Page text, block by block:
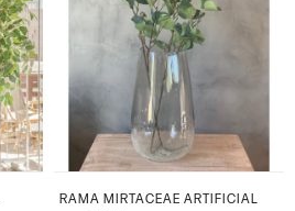
RAMA MIRTACEAE ARTIFICIAL